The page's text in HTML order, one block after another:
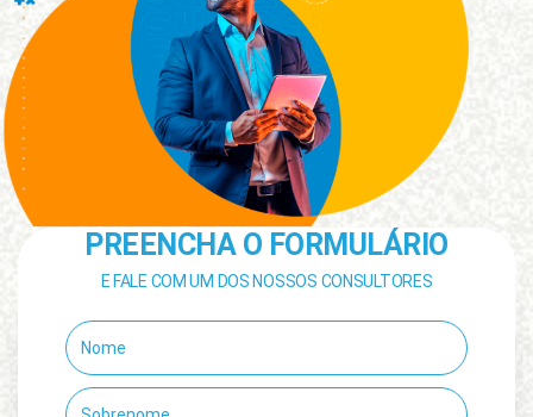
PREENCHA O FORMULÁRIO
E FALE COM UM DOS NOSSOS CONSULTORES